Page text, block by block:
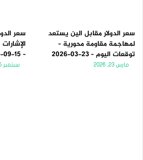
سعر الدولار مقابل الين يستعد
لمهاجمة مقاومة محورية –
توقعات اليوم – 23-03-2026
مارس 23, 2026
سعر
– 15-09-2025
سبتمبر 15, 2025